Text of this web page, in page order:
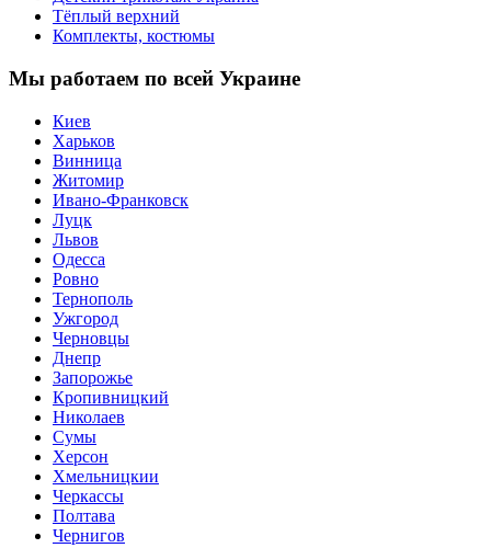
Тёплый верхний
Комплекты, костюмы
Мы работаем по всей Украине
Киев
Харьков
Винница
Житомир
Ивано-Франковск
Луцк
Львов
Одесса
Ровно
Тернополь
Ужгород
Черновцы
Днепр
Запорожье
Кропивницкий
Николаев
Сумы
Херсон
Хмельницкии
Черкассы
Полтава
Чернигов